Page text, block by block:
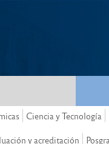
Ciencia y Tecnología
y acreditación